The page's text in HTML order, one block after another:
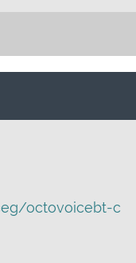
octovoicebt-c